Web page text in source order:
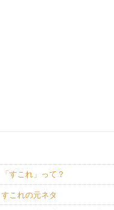
「すこれ」って？
すこれの元ネタ